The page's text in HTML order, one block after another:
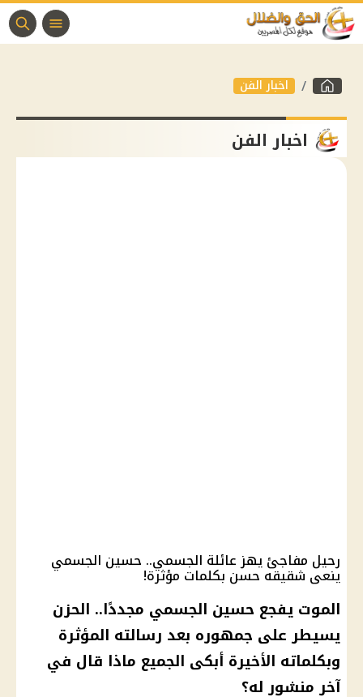
اخبار الفن
اخبار الفن
رحيل مفاجئ يهز عائلة الجسمي.. حسين الجسمي
ينعى شقيقه حسن بكلمات مؤثرة!
الموت يفجع حسين الجسمي مجددًا.. الحزن
يسيطر على جمهوره بعد رسالته المؤثرة
وبكلماته الأخيرة أبكى الجميع ماذا قال في
آخر منشور له؟